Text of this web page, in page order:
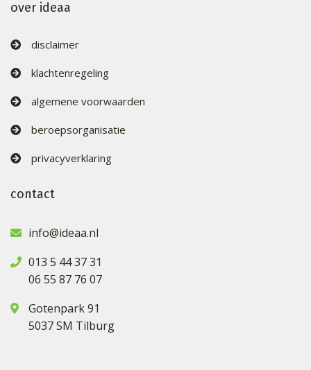
over ideaa
disclaimer
klachtenregeling
algemene voorwaarden
beroepsorganisatie
privacyverklaring
contact
info@ideaa.nl
013 5 44 37 31
06 55 87 76 07
Gotenpark 91
5037 SM Tilburg